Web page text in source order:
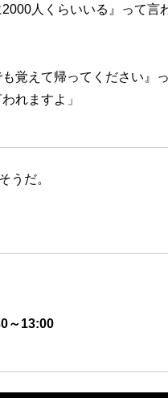
人くらいいる』って言
覚えて帰ってください』っ
れますよ」
うだ。
～13:00